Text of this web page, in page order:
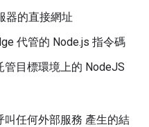
器的直接網址
代管的 Node.js 指令碼
管目標環境上的 NodeJS
任何外部服務 產生的結